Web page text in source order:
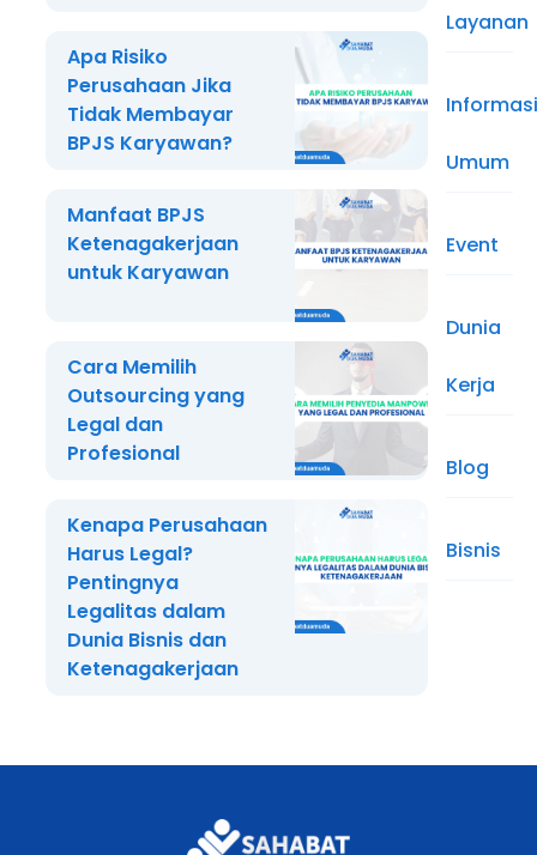
Apa Risiko
Perusahaan Jika
Tidak Membayar
BPJS Karyawan?
Manfaat BPJS
Ketenagakerjaan
untuk Karyawan
Cara Memilih
Outsourcing yang
Legal dan
Profesional
Kenapa Perusahaan
Harus Legal?
Pentingnya
Legalitas dalam
Dunia Bisnis dan
Ketenagakerjaan
Layanan
Informasi
Umum
Event
Dunia
Kerja
Blog
Bisnis